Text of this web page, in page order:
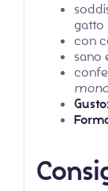
gatto
con
sano
Gusto: